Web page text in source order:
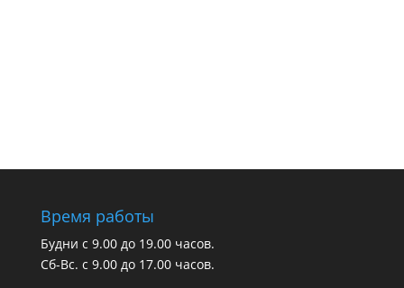
Время работы
Будни с 9.00 до 19.00 часов.
Сб-Вс. с 9.00 до 17.00 часов.